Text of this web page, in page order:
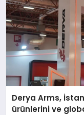
Derya Arms,
ürünlerini ve